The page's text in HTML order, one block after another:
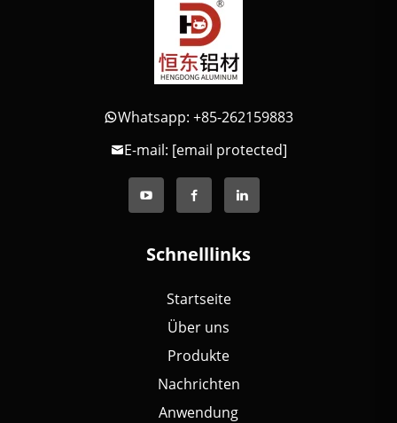
Whatsapp: +85-262159883
E-mail: [email protected]
Schnelllinks
Startseite
Über uns
Produkte
Nachrichten
Anwendung